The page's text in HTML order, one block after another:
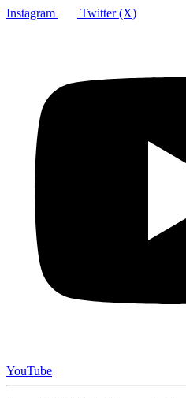
Instagram Twitter (X)
YouTube